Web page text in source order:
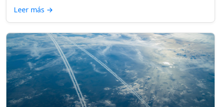
Leer más →